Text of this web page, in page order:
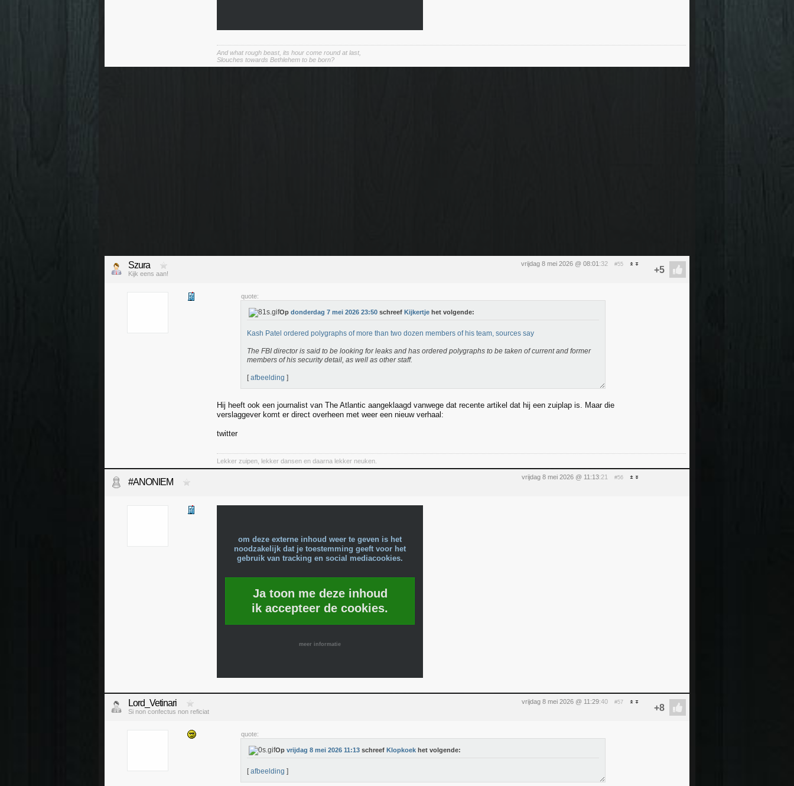
And what rough beast, its hour come round at last,
Slouches towards Bethlehem to be born?
vrijdag 8 mei 2026 @ 08:01 :32 #55
Szura
Kijk eens aan!
quote:
Op donderdag 7 mei 2026 23:50 schreef Kijkertje het volgende:
Kash Patel ordered polygraphs of more than two dozen members of his team, sources say
The FBI director is said to be looking for leaks and has ordered polygraphs to be taken of current and former
members of his security detail, as well as other staff.
[afbeelding ]
Hij heeft ook een journalist van The Atlantic aangeklaagd vanwege dat recente artikel dat hij een zuiplap is. Maar die
verslaggever komt er direct overheen met weer een nieuw verhaal:
twitter
Lekker zuipen, lekker dansen en daarna lekker neuken.
vrijdag 8 mei 2026 @ 11:13:21 #56
#ANONIEM
om deze externe inhoud weer te geven is het
noodzakelijk dat je toestemming geeft voor het
gebruik van tracking en social mediacookies.
Ja toon me deze inhoud
ik accepteer de cookies.
meer informatie
vrijdag 8 mei 2026 @ 11:29:40 #57
Lord_Vetinari
Si non confectus non reficiat
quote:
Op vrijdag 8 mei 2026 11:13 schreef Klopkoek het volgende:
[afbeelding ]